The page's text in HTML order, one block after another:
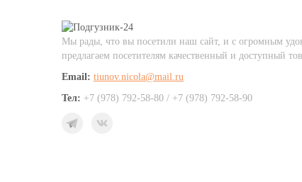
Мы рады, что вы посетили наш сайт, и с огромным
предлагаем посетителям качественный и доступный
Email: tiunov.nicola@mail.ru
Тел: +7 (978) 792-58-80 / +7 (978) 792-58-90